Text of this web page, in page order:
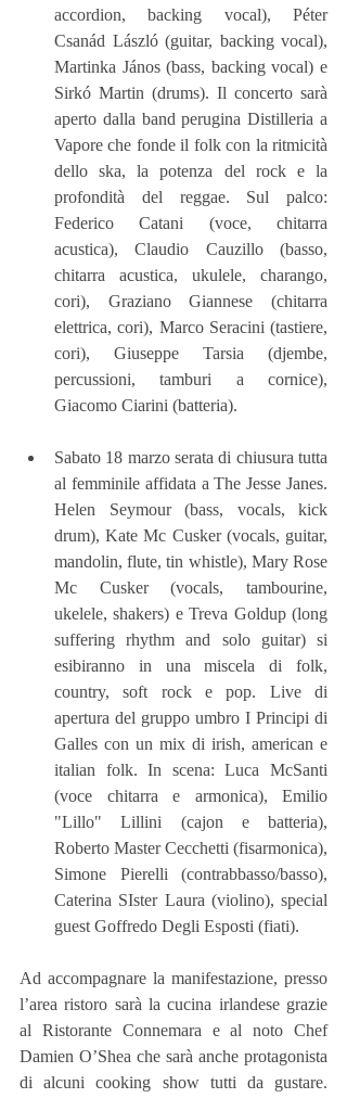
accordion, backing vocal), Péter
Csanád László (guitar, backing vocal),
Martinka János (bass, backing vocal) e
Sirkó Martin (drums). Il concerto sarà
aperto dalla band perugina Distilleria a
Vapore che fonde il folk con la ritmicità
dello ska, la potenza del rock e la
profondità del reggae. Sul palco:
Federico Catani (voce, chitarra
acustica), Claudio Cauzillo (basso,
chitarra acustica, ukulele, charango,
cori), Graziano Giannese (chitarra
elettrica, cori), Marco Seracini (tastiere,
cori), Giuseppe Tarsia (djembe,
percussioni, tamburi a cornice),
Giacomo Ciarini (batteria).
Sabato 18 marzo serata di chiusura tutta
al femminile affidata a The Jesse Janes.
Helen Seymour (bass, vocals, kick
drum), Kate Mc Cusker (vocals, guitar,
mandolin, flute, tin whistle), Mary Rose
Mc Cusker (vocals, tambourine,
ukelele, shakers) e Treva Goldup (long
suffering rhythm and solo guitar) si
esibiranno in una miscela di folk,
country, soft rock e pop. Live di
apertura del gruppo umbro I Principi di
Galles con un mix di irish, american e
italian folk. In scena: Luca McSanti
(voce chitarra e armonica), Emilio
"Lillo" Lillini (cajon e batteria),
Roberto Master Cecchetti (fisarmonica),
Simone Pierelli (contrabbasso/basso),
Caterina SIster Laura (violino), special
guest Goffredo Degli Esposti (fiati).
Ad accompagnare la manifestazione, presso
l’area ristoro sarà la cucina irlandese grazie
al Ristorante Connemara e al noto Chef
Damien O’Shea che sarà anche protagonista
di alcuni cooking show tutti da gustare.